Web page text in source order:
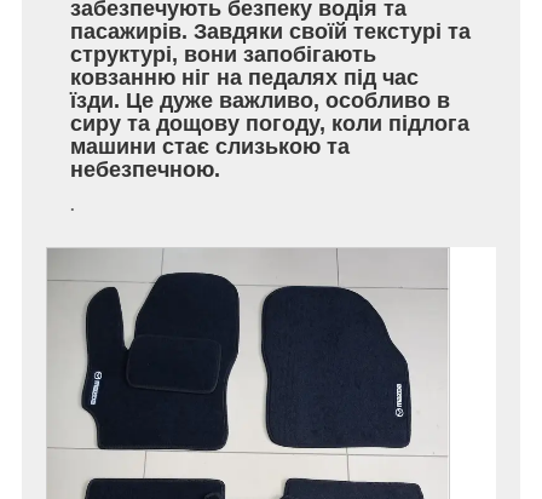
забезпечують безпеку водія та
пасажирів. Завдяки своїй текстурі та
структурі, вони запобігають
ковзанню ніг на педалях під час
їзди. Це дуже важливо, особливо в
сиру та дощову погоду, коли підлога
машини стає слизькою та
небезпечною.
.